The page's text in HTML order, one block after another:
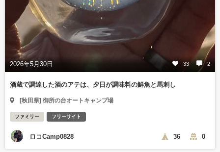
2026年5月30日 33 2
酒蔵で調達した酒のアテは、夕日が調味料の鮮魚と馬刺し
[秋田県] 御所の台オートキャンプ場
ファミリー フリーサイト
ロコCamp0828 36 0